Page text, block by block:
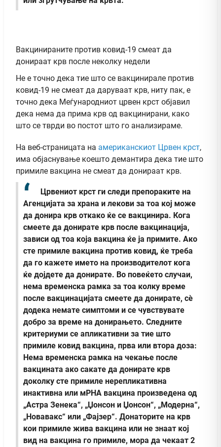
Вакцинираните против ковид-19 смеат да
донираат крв после неколку недели
Не е точно дека тие што се вакцинирале против
ковид-19 не смеат да даруваат крв, ниту пак, е
точно дека Меѓународниот црвен крст објавил
дека нема да прима крв од вакцинирани, како
што се тврди во постот што го анализираме.
На веб-страницата на американскиот Црвен крст,
има објаснување коешто демантира дека тие што
примиле вакцина не смеат да донираат крв.
Црвениот крст ги следи препораките на
Агенцијата за храна и лекови за тоа кој може
да донира крв откако ќе се вакцинира. Кога
смеете да донирате крв после вакцинација,
зависи од тоа која вакцина ќе ја примите. Ако
сте примиле вакцина против ковид, ќе треба
да го кажете името на производителот кога
ќе дојдете да донирате. Во повеќето случаи,
нема временска рамка за тоа колку време
после вакцинацијата смеете да донирате, сè
додека немате симптоми и се чувствувате
добро за време на донирањето. Следните
критериуми се апликативни за тие што
примиле ковид вакцина, прва или втора доза:
Нема временска рамка на чекање после
вакцината ако сакате да донирате крв
доколку сте примиле нерепликативна
инактивна или мРНА вакцина произведена од
„Астра Зенека“, „Џонсон и Џонсон“, „Модерна“,
„Новавакс“ или „Фајзер“. Донаторите на крв
кои примиле жива вакцина или не знаат кој
вид на вакцина го примиле, мора да чекаат 2